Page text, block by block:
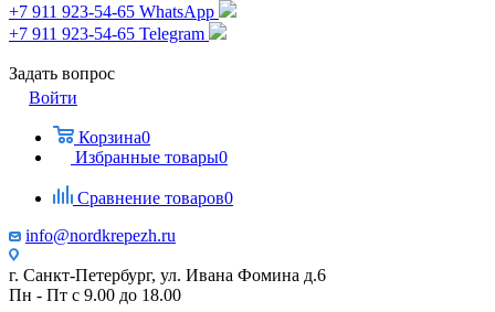
+7 911 923-54-65 WhatsApp
+7 911 923-54-65 Telegram
Задать вопрос
Войти
Корзина0
Избранные товары0
Сравнение товаров0
info@nordkrepezh.ru
г. Санкт-Петербург, ул. Ивана Фомина д.6
Пн - Пт с 9.00 до 18.00